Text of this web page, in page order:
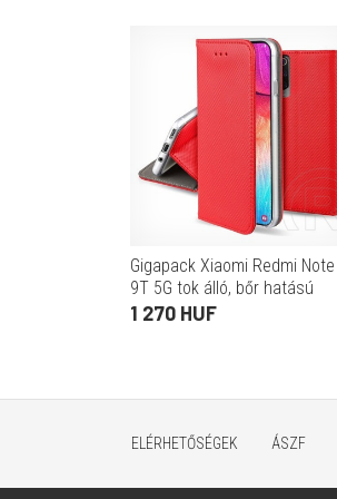
Gigapack Xiaomi Redmi Note
9T 5G tok álló, bőr hatású
(Flip, oldalra nyíló, asztali tartó
1 270 HUF
ELÉRHETŐSÉGEK ÁSZF